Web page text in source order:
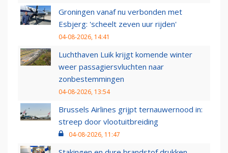
Groningen vanaf nu verbonden met
Esbjerg: 'scheelt zeven uur rijden'
04-08-2026, 14:41
Luchthaven Luik krijgt komende winter
weer passagiersvluchten naar
zonbestemmingen
04-08-2026, 13:54
Brussels Airlines grijpt ternauwernood in:
streep door vlootuitbreiding
04-08-2026, 11:47